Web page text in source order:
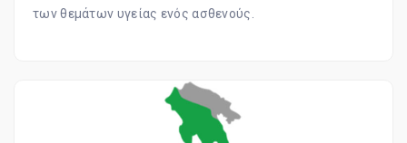
των θεμάτων υγείας ενός ασθενούς.